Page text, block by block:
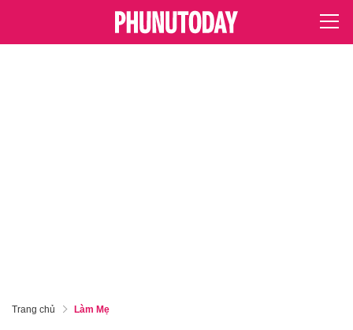
Trang chủ Làm Mẹ